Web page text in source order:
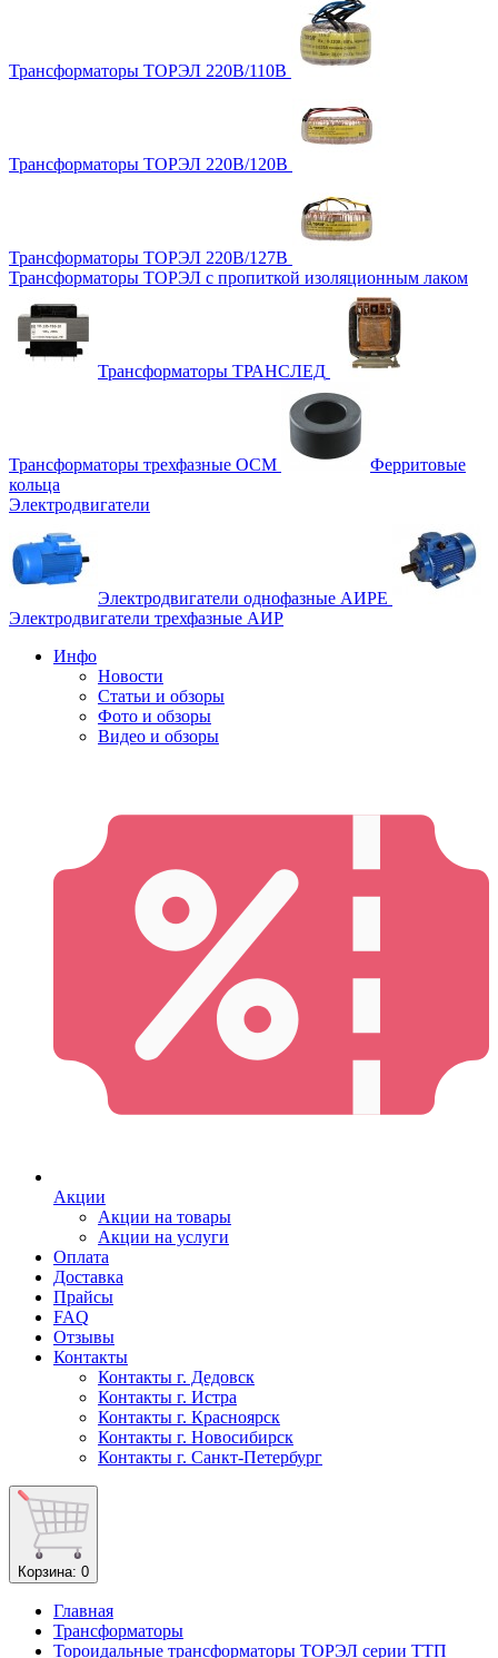
Трансформаторы ТОРЭЛ 220В/110В
Трансформаторы ТОРЭЛ 220В/120В
Трансформаторы ТОРЭЛ 220В/127В
Трансформаторы ТОРЭЛ с пропиткой изоляционным лаком
Трансформаторы ТРАНСЛЕД
Трансформаторы трехфазные ОСМ
Ферритовые
кольца
Электродвигатели
Электродвигатели однофазные АИРЕ
Электродвигатели трехфазные АИР
Инфо
Новости
Статьи и обзоры
Фото и обзоры
Видео и обзоры
Акции
Акции на товары
Акции на услуги
Оплата
Доставка
Прайсы
FAQ
Отзывы
Контакты
Контакты г. Дедовск
Контакты г. Истра
Контакты г. Красноярск
Контакты г. Новосибирск
Контакты г. Санкт-Петербург
Корзина: 0
Главная
Трансформаторы
Тороидальные трансформаторы ТОРЭЛ серии ТТП